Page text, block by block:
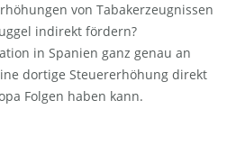
von Tabakerzeugnissen
indirekt fördern?
in Spanien ganz genau an
dortige Steuererhöhung direkt
Folgen haben kann.